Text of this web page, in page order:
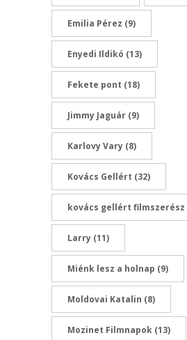
Emilia Pérez (9)
Enyedi Ildikó (13)
Fekete pont (18)
Jimmy Jaguár (9)
Karlovy Vary (8)
Kovács Gellért (32)
kovács gellért filmszerész
Larry (11)
Miénk lesz a holnap (9)
Moldovai Katalin (8)
Mozinet Filmnapok (13)